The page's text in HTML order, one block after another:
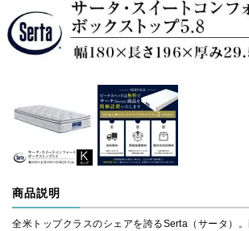
商品説明
全米トップクラスのシェアを誇るSerta（サータ）